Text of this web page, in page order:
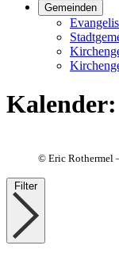
Gemeinden
Kalender:
© Eric Rothermel
Filter